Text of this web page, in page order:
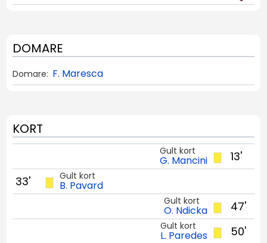
DOMARE
Domare: F. Maresca
KORT
13'
Gult kort
G. Mancini
Gult kort
B. Pavard
33'
47'
Gult kort
O. Ndicka
50'
Gult kort
L. Paredes